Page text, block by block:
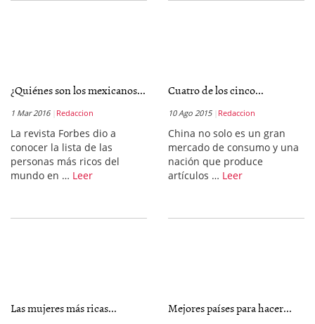
¿Quiénes son los mexicanos...
1 Mar 2016 Redaccion
La revista Forbes dio a
conocer la lista de las
personas más ricos del
mundo en … Leer
Cuatro de los cinco...
10 Ago 2015 Redaccion
China no solo es un gran
mercado de consumo y una
nación que produce
artículos … Leer
Las mujeres más ricas... Mejores países para hacer...